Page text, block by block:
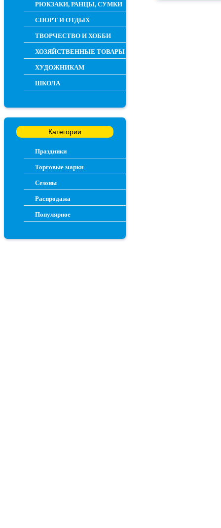
РЮКЗАКИ, РАНЦЫ, СУМКИ
СПОРТ И ОТДЫХ
ТВОРЧЕСТВО И ХОББИ
ХОЗЯЙСТВЕННЫЕ ТОВАРЫ
ХУДОЖНИКАМ
ШКОЛА
Категории
Праздники
Торговые марки
Сезоны
Распродажа
Популярное